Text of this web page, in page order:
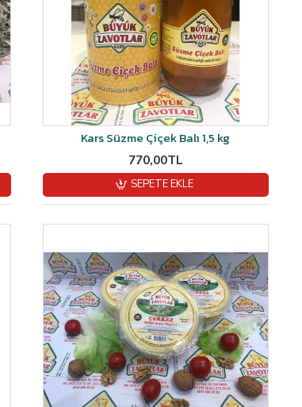
Kars Süzme Çiçek Balı 1,5 kg
770,00TL
SEPETE EKLE